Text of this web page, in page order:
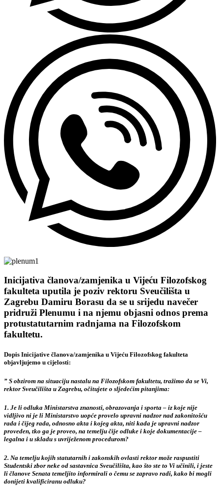
Inicijativa članova/zamjenika u Vijeću Filozofskog
fakulteta uputila je poziv rektoru Sveučilišta u
Zagrebu Damiru Borasu da se u srijedu navečer
pridruži Plenumu i na njemu objasni odnos prema
protustatutarnim radnjama na Filozofskom
fakultetu.
Dopis Inicijative članova/zamjenika u Vijeću Filozofskog fakulteta
objavljujemo u cijelosti:
” S obzirom na situaciju nastalu na Filozofskom fakultetu, tražimo da se Vi,
rektor Sveučilišta u Zagrebu, očitujete o sljedećim pitanjima:
1. Je li odluka Ministarstva znanosti, obrazovanja i sporta – iz koje nije
vidljivo ni je li Ministarstvo uopće provelo upravni nadzor nad zakonitošću
rada i čijeg rada, odnosno akta i kojeg akta, niti kada je upravni nadzor
proveden, tko ga je proveo, na temelju čije odluke i koje dokumentacije –
legalna i u skladu s uvriježenom procedurom?
2. Na temelju kojih statutarnih i zakonskih ovlasti rektor može raspustiti
Studentski zbor neke od sastavnica Sveučilišta, kao što ste to Vi učinili, i jeste
li članove Senata temeljito informirali o čemu se zapravo radi, kako bi mogli
donijeti kvalificiranu odluku?